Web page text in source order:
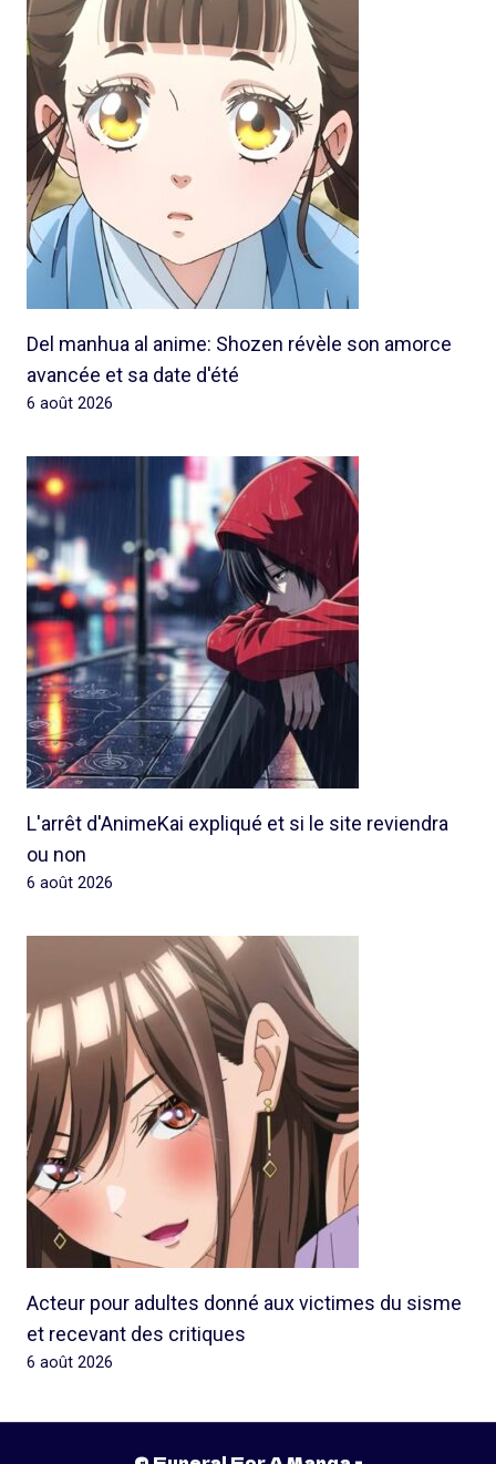
Del manhua al anime: Shozen révèle son amorce
avancée et sa date d'été
6 août 2026
L'arrêt d'AnimeKai expliqué et si le site reviendra
ou non
6 août 2026
Acteur pour adultes donné aux victimes du sisme
et recevant des critiques
6 août 2026